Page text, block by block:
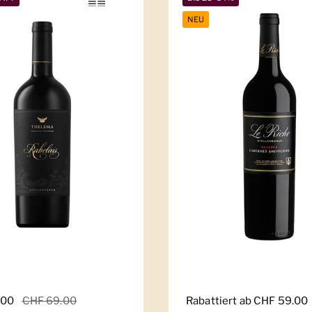
Preis
Sale-Preis
CHF 69.00 Regulärer Preis
Rabattiert ab CHF 59.00
NEU